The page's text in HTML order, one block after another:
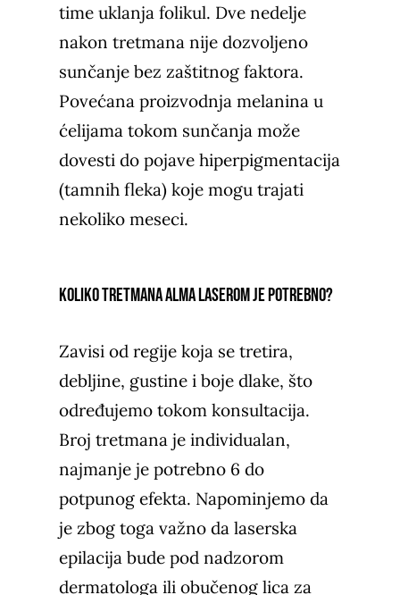
time uklanja folikul. Dve nedelje
nakon tretmana nije dozvoljeno
sunčanje bez zaštitnog faktora.
Povećana proizvodnja melanina u
ćelijama tokom sunčanja može
dovesti do pojave hiperpigmentacija
(tamnih fleka) koje mogu trajati
nekoliko meseci.
Koliko tretmana Alma laserom je potrebno?
Zavisi od regije koja se tretira,
debljine, gustine i boje dlake, što
određujemo tokom konsultacija.
Broj tretmana je individualan,
najmanje je potrebno 6 do
potpunog efekta. Napominjemo da
je zbog toga važno da laserska
epilacija bude pod nadzorom
dermatologa ili obučenog lica za